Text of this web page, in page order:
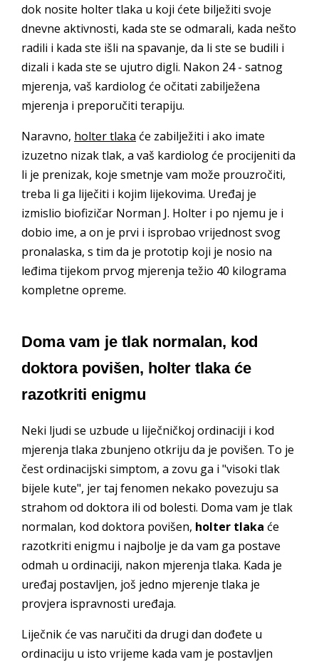
dok nosite holter tlaka u koji ćete bilježiti svoje
dnevne aktivnosti, kada ste se odmarali, kada nešto
radili i kada ste išli na spavanje, da li ste se budili i
dizali i kada ste se ujutro digli. Nakon 24 - satnog
mjerenja, vaš kardiolog će očitati zabilježena
mjerenja i preporučiti terapiju.
Naravno, holter tlaka će zabilježiti i ako imate
izuzetno nizak tlak, a vaš kardiolog će procijeniti da
li je prenizak, koje smetnje vam može prouzročiti,
treba li ga liječiti i kojim lijekovima. Uređaj je
izmislio biofizičar Norman J. Holter i po njemu je i
dobio ime, a on je prvi i isprobao vrijednost svog
pronalaska, s tim da je prototip koji je nosio na
leđima tijekom prvog mjerenja težio 40 kilograma
kompletne opreme.
Doma vam je tlak normalan, kod
doktora povišen, holter tlaka će
razotkriti enigmu
Neki ljudi se uzbude u liječničkoj ordinaciji i kod
mjerenja tlaka zbunjeno otkriju da je povišen. To je
čest ordinacijski simptom, a zovu ga i "visoki tlak
bijele kute", jer taj fenomen nekako povezuju sa
strahom od doktora ili od bolesti. Doma vam je tlak
normalan, kod doktora povišen, holter tlaka će
razotkriti enigmu i najbolje je da vam ga postave
odmah u ordinaciji, nakon mjerenja tlaka. Kada je
uređaj postavljen, još jedno mjerenje tlaka je
provjera ispravnosti uređaja.
Liječnik će vas naručiti da drugi dan dođete u
ordinaciju u isto vrijeme kada vam je postavljen